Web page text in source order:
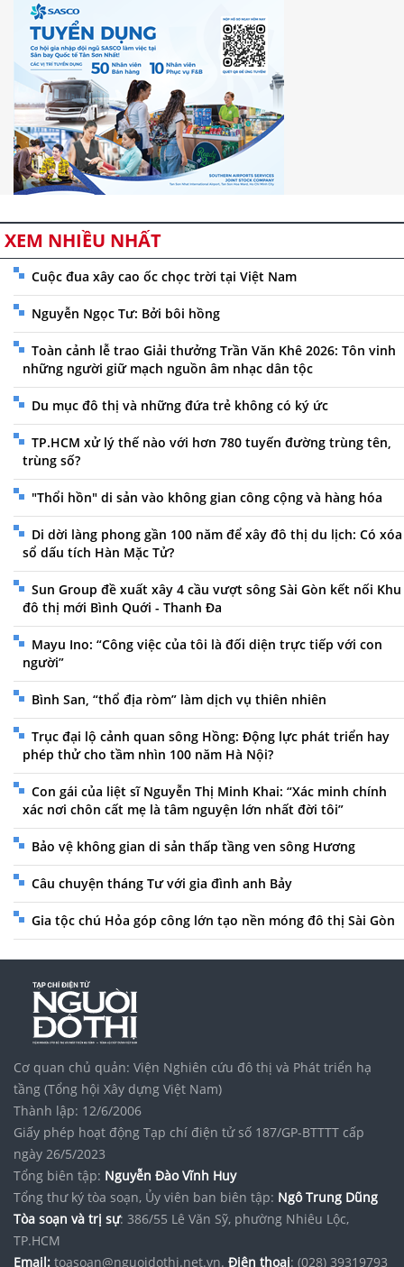
XEM NHIỀU NHẤT
Cuộc đua xây cao ốc chọc trời tại Việt Nam
Nguyễn Ngọc Tư: Bởi bôi hồng
Toàn cảnh lễ trao Giải thưởng Trần Văn Khê 2026: Tôn vinh
những người giữ mạch nguồn âm nhạc dân tộc
Du mục đô thị và những đứa trẻ không có ký ức
TP.HCM xử lý thế nào với hơn 780 tuyến đường trùng tên,
trùng số?
"Thổi hồn" di sản vào không gian công cộng và hàng hóa
Di dời làng phong gần 100 năm để xây đô thị du lịch: Có xóa
sổ dấu tích Hàn Mặc Tử?
Sun Group đề xuất xây 4 cầu vượt sông Sài Gòn kết nối Khu
đô thị mới Bình Quới - Thanh Đa
Mayu Ino: “Công việc của tôi là đối diện trực tiếp với con
người”
Bình San, “thổ địa ròm” làm dịch vụ thiên nhiên
Trục đại lộ cảnh quan sông Hồng: Động lực phát triển hay
phép thử cho tầm nhìn 100 năm Hà Nội?
Con gái của liệt sĩ Nguyễn Thị Minh Khai: “Xác minh chính
xác nơi chôn cất mẹ là tâm nguyện lớn nhất đời tôi”
Bảo vệ không gian di sản thấp tầng ven sông Hương
Câu chuyện tháng Tư với gia đình anh Bảy
Gia tộc chú Hỏa góp công lớn tạo nền móng đô thị Sài Gòn
Cơ quan chủ quản: Viện Nghiên cứu đô thị và Phát triển hạ
tầng (Tổng hội Xây dựng Việt Nam)
Thành lập: 12/6/2006
Giấy phép hoạt động Tạp chí điện tử số 187/GP-BTTTT cấp
ngày 26/5/2023
Tổng biên tập: Nguyễn Đào Vĩnh Huy
Tổng thư ký tòa soạn, Ủy viên ban biên tập: Ngô Trung Dũng
Tòa soạn và trị sự: 386/55 Lê Văn Sỹ, phường Nhiêu Lộc,
TP.HCM
Email: toasoan@nguoidothi.net.vn. Điện thoại: (028) 39319793